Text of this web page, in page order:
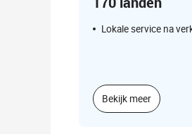
Lokale service na
Bekijk meer